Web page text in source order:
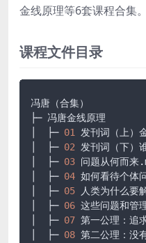
金线原理等6套课程合集。
课程文件目录
冯唐（合集）
├─ 冯唐金线原理
│  ├─ 01 发刊词（上）
│  ├─ 02 发刊词（下）
│  ├─ 03 问题从何而来
│  ├─ 04 如何看待个体
│  ├─ 05 人类为什么要
│  ├─ 06 这些问题和管
│  ├─ 07 第一公理：追
│  ├─ 08 第二公理：没